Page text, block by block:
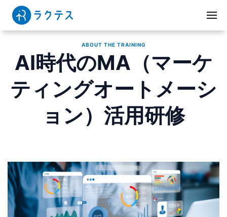
ABOUT THE TRAINING
AI時代のMA（マーケ
ティングオートメーシ
ョン）活用研修